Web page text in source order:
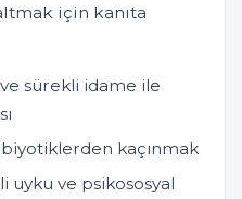
için kanıta
sürekli idame ile
kaçınmak
uyku ve psikososyal